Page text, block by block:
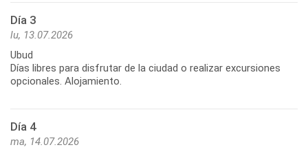
Día 3
lu, 13.07.2026
Ubud
Días libres para disfrutar de la ciudad o realizar excursiones
opcionales. Alojamiento.
Día 4
ma, 14.07.2026